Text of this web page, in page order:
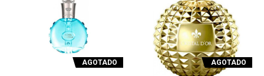
AGOTADO AGOTADO